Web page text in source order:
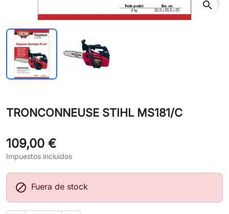
search
TRONCONNEUSE STIHL MS181/C
109,00 €
Impuestos incluidos
 Fuera de stock